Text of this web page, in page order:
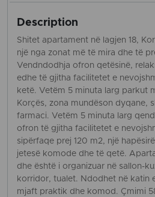
Description
Shitet apartament në lagjen 18,
një nga zonat më të mira dhe të
Vendndodhja ofron qetësinë,
edhe të gjitha facilitetet e
ketë. Vetëm 5 minuta larg parkut
Korçës, zona mundëson dyqane,
farmaci. Vetëm 5 minuta larg
ofron të gjitha facilitetet e
sipërfaqe prej 120 m2, një
jetesë komode dhe të qetë.
dhe është i organizuar në sallon-
korridor, tualet. Ndodhet në katin
mjaft praktik dhe komod. Çmimi